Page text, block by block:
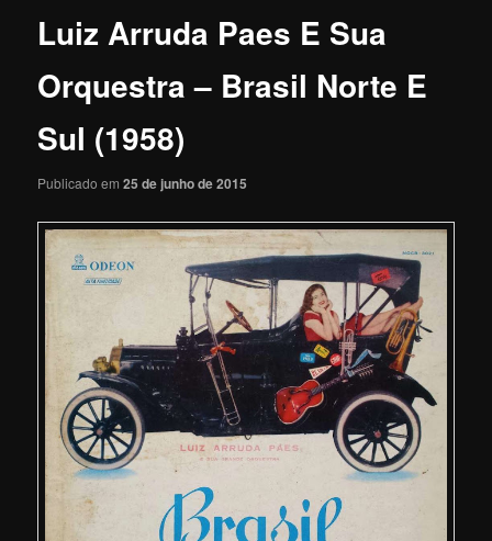
Luiz Arruda Paes E Sua
Orquestra – Brasil Norte E
Sul (1958)
Publicado em25 de junho de 2015